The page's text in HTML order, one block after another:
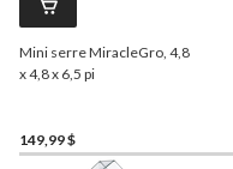
Mini serre MiracleGro, 4,8
x 4,8 x 6,5 pi
149,99 $